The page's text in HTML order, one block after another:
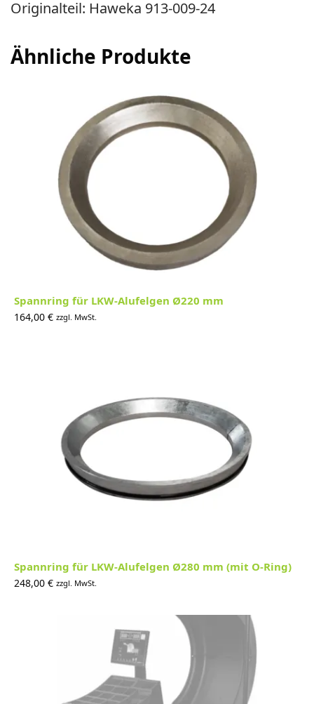
Originalteil: Haweka 913-009-24
Ähnliche Produkte
Spannring für LKW-Alufelgen Ø220 mm
164,00 € zzgl. MwSt.
Spannring für LKW-Alufelgen Ø280 mm (mit O-Ring)
248,00 € zzgl. MwSt.